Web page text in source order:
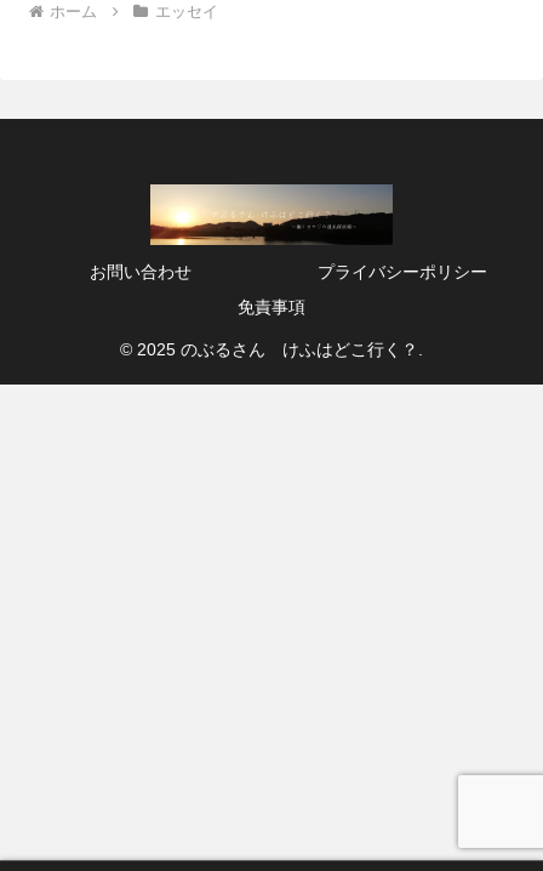
ホーム エッセイ
お問い合わせ
プライバシーポリシー
免責事項
© 2025 のぶるさん けふはどこ行く？.